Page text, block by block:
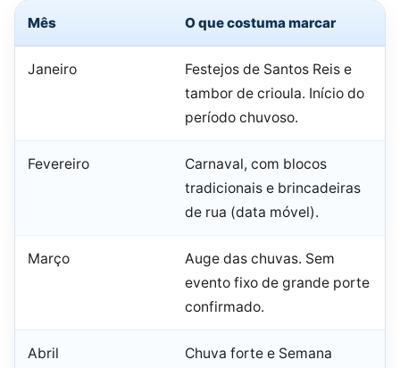
Mês O que costuma marcar
Janeiro
Festejos de Santos Reis e
tambor de crioula. Início do
período chuvoso.
Fevereiro
Carnaval, com blocos
tradicionais e brincadeiras
de rua (data móvel).
Março
Auge das chuvas. Sem
evento fixo de grande porte
confirmado.
Abril Chuva forte e Semana